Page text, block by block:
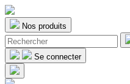
Nos produits
Se connecter